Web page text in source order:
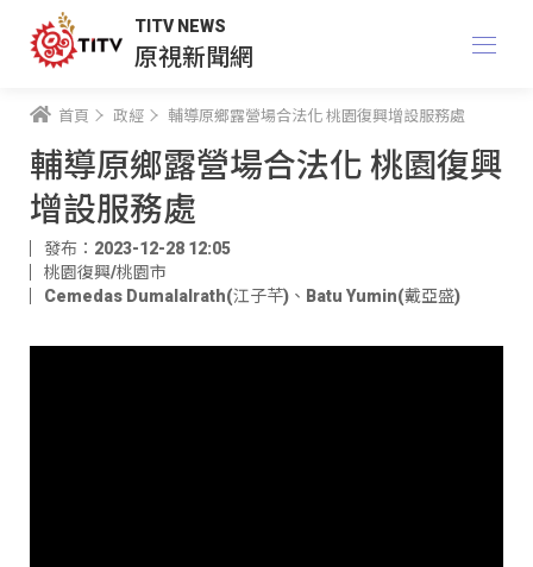
TITV NEWS
原視新聞網
首頁 政經 輔導原鄉露營場合法化 桃園復興增設服務處
輔導原鄉露營場合法化 桃園復興
增設服務處
發布：2023-12-28 12:05
桃園復興/桃園市
Cemedas Dumalalrath(江子芊) 、 Batu Yumin(戴亞盛)